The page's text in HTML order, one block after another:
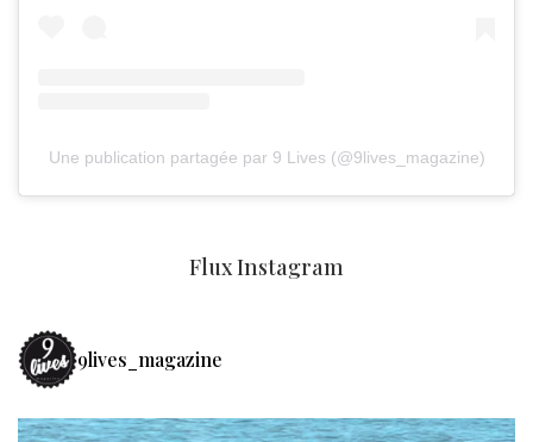
Une publication partagée par 9 Lives (@9lives_magazine)
Flux Instagram
9lives_magazine